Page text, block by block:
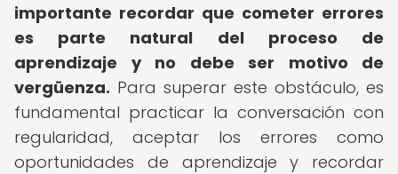
importante recordar que cometer errores
es parte natural del proceso de
aprendizaje y no debe ser motivo de
vergüenza. Para superar este obstáculo, es
fundamental practicar la conversación con
regularidad, aceptar los errores como
oportunidades de aprendizaje y recordar